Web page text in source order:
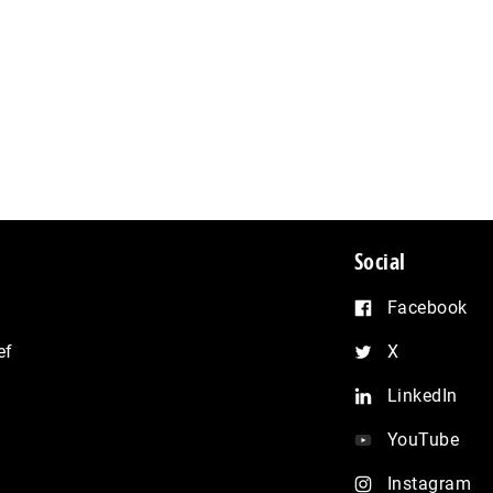
Social
Facebook
X
LinkedIn
YouTube
Instagram